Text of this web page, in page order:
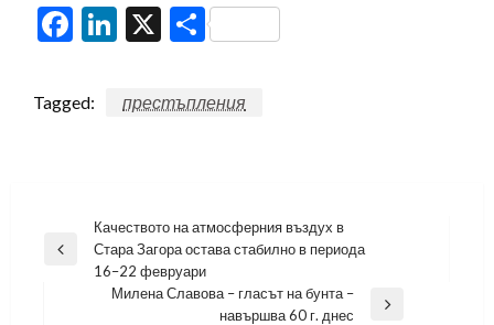
Facebook
LinkedIn
X Share
Tagged: престъпления
Навигация
Previous
Качеството на атмосферния въздух в
Стара Загора остава стабилно в периода
16–22 февруари
Милена Славова – гласът на бунта –
навършва 60 г. днес